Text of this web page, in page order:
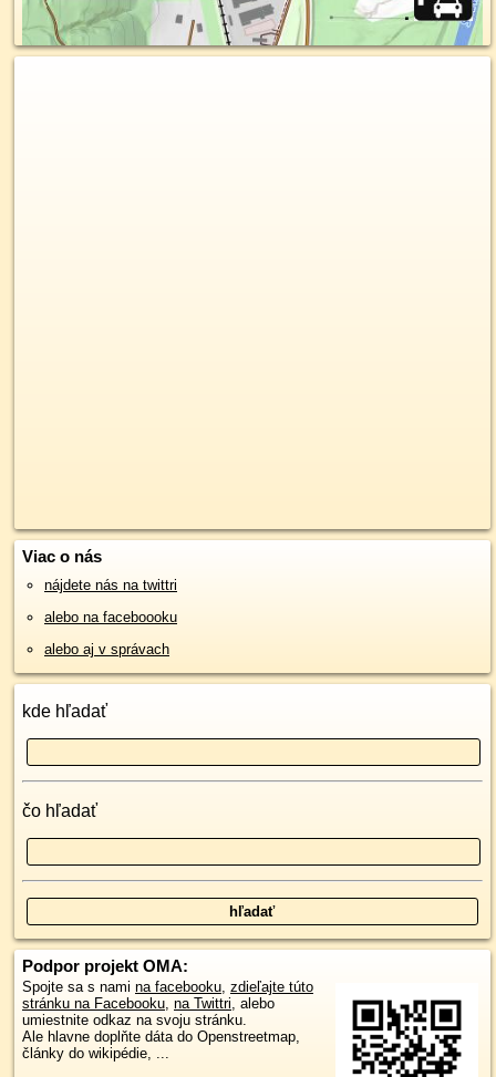
Viac o nás
nájdete nás na twittri
alebo na faceboooku
alebo aj v správach
kde hľadať
čo hľadať
Podpor projekt OMA:
Spojte sa s nami na facebooku, zdieľajte túto
stránku na Facebooku, na Twittri, alebo
umiestnite odkaz na svoju stránku.
Ale hlavne doplňte dáta do Openstreetmap,
články do wikipédie, ...